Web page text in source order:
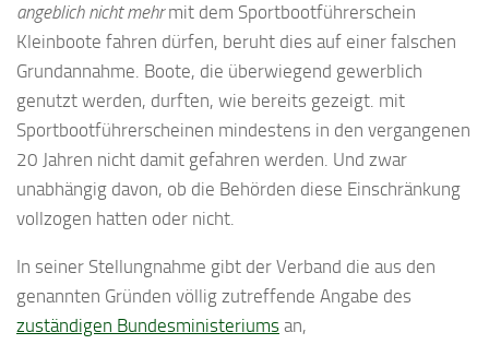
angeblich nicht mehrmit dem Sportbootführerschein
Kleinboote fahren dürfen, beruht dies auf einer falschen
Grundannahme. Boote, die überwiegend gewerblich
genutzt werden, durften, wie bereits gezeigt. mit
Sportbootführerscheinen mindestens in den vergangenen
20 Jahren nicht damit gefahren werden. Und zwar
unabhängig davon, ob die Behörden diese Einschränkung
vollzogen hatten oder nicht.
In seiner Stellungnahme gibt der Verband die aus den
genannten Gründen völlig zutreffende Angabe des
zuständigen Bundesministeriums an,